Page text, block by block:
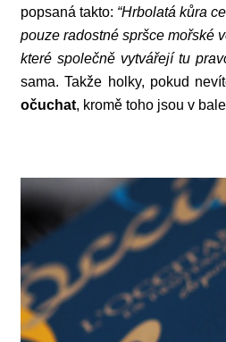
popsaná takto: “Hrbolatá kůra
pouze radostné spršce mořské
které společně vytvářejí tu
sama. Takže holky, pokud
očuchat, kromě toho jsou v